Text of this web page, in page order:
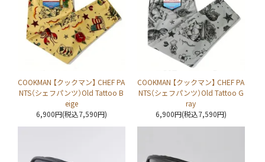
COOKMAN 【クックマン】 CHEF PA
NTS（シェフパンツ）Old Tattoo B
eige
6,900円(税込7,590円)
COOKMAN 【クックマン】 CHEF PA
NTS（シェフパンツ）Old Tattoo G
ray
6,900円(税込7,590円)